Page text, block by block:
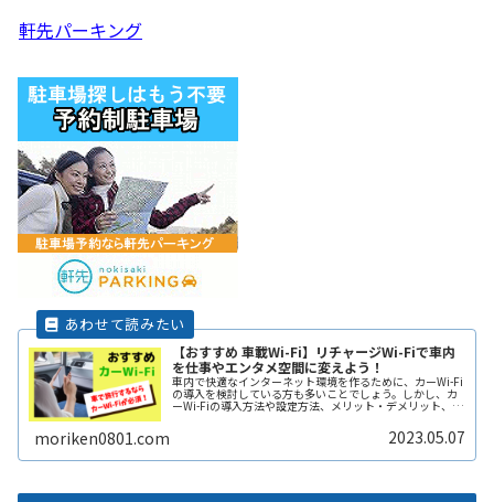
軒先パーキング
【おすすめ 車載Wi-Fi】リチャージWi-Fiで車内
を仕事やエンタメ空間に変えよう！
車内で快適なインターネット環境を作るために、カーWi-Fi
の導入を検討している方も多いことでしょう。しかし、カ
ーWi-Fiの導入方法や設定方法、メリット・デメリット、注
moriken0801.com 2023.05.07